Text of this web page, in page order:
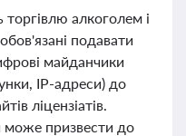
торгівлю алкоголем і
подавати
майданчики
IP-адреси) до
ліцензіатів.
може призвести до